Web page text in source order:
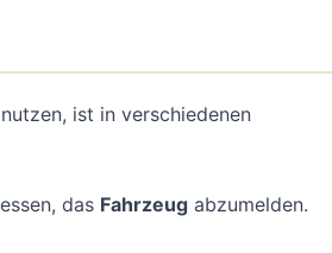
ist in verschiedenen
das Fahrzeug abzumelden.